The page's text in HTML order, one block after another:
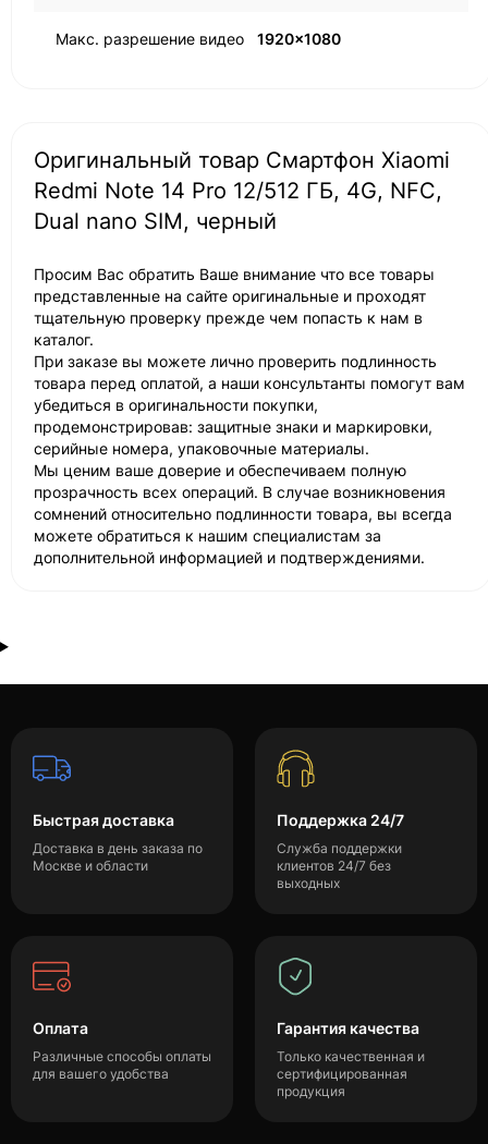
Макс. разрешение видео 1920x1080
Оригинальный товар Смартфон Xiaomi
Redmi Note 14 Pro 12/512 ГБ, 4G, NFC,
Dual nano SIM, черный
Просим Вас обратить Ваше внимание что все товары
представленные на сайте оригинальные и проходят
тщательную проверку прежде чем попасть к нам в
каталог.
При заказе вы можете лично проверить подлинность
товара перед оплатой, а наши консультанты помогут вам
убедиться в оригинальности покупки,
продемонстрировав: защитные знаки и маркировки,
серийные номера, упаковочные материалы.
Мы ценим ваше доверие и обеспечиваем полную
прозрачность всех операций. В случае возникновения
сомнений относительно подлинности товара, вы всегда
можете обратиться к нашим специалистам за
дополнительной информацией и подтверждениями.
Быстрая доставка
Доставка в день заказа по
Москве и области
Поддержка 24/7
Служба поддержки
клиентов 24/7 без
выходных
Оплата
Различные способы оплаты
для вашего удобства
Гарантия качества
Только качественная и
сертифицированная
продукция